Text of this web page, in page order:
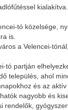
kialakítva.
tó közelsége,
is.
a Velencei-
tó partján
település, ahol
és az aktív
nagyobb és
rendelők,